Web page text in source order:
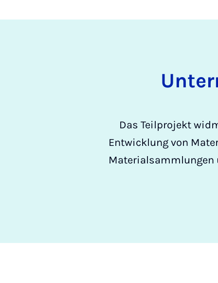
Das Teilprojekt
Entwicklung von
Materialsammlungen